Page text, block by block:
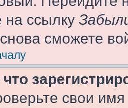
на ссылку
сможете
свои